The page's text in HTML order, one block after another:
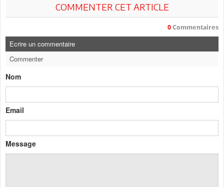
COMMENTER CET ARTICLE
0 Commentaires
Ecrire un commentaire
Commenter
Nom
Email
Message